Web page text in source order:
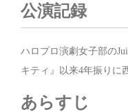
公演記録
ハロプロ演劇女子部の
キティ』以来4年振りに
あらすじ